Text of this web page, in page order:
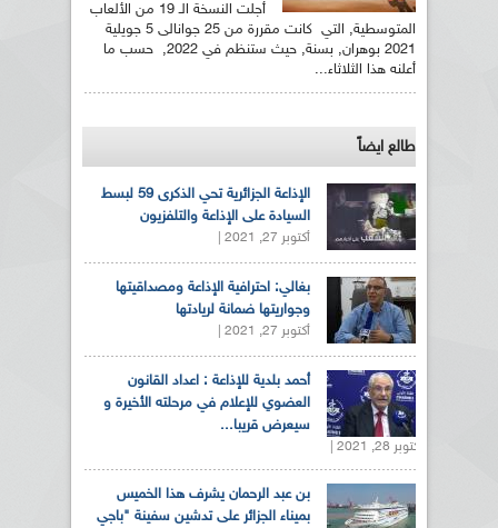
أجلت النسخة الـ 19 من الألعاب
المتوسطية, التي كانت مقررة من 25 جوانالى 5 جويلية
2021 بوهران, بسنة, حيث ستنظم في 2022, حسب ما
أعلنه هذا الثلاثاء...
طالع ايضاً
الإذاعة الجزائرية تحي الذكرى 59 لبسط
السيادة على الإذاعة والتلفزيون
أكتوبر 27, 2021 |
بغالي: احترافية الإذاعة ومصداقيتها
وجواريتها ضمانة لريادتها
أكتوبر 27, 2021 |
أحمد بلدية للإذاعة : اعداد القانون
العضوي للإعلام في مرحلته الأخيرة و
سيعرض قريبا...
أكتوبر 28, 2021 |
بن عبد الرحمان يشرف هذا الخميس
بميناء الجزائر على تدشين سفينة "باجي